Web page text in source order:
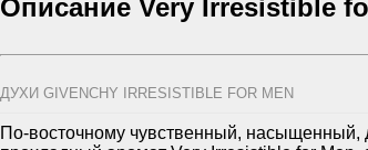
Описание Very Irresistible
ДУХИ GIVENCHY IRRESISTIBLE FOR MEN
По-восточному чувственный,